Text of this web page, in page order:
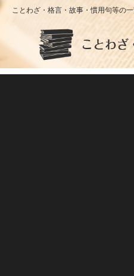
ことわざ・格言・故事・慣用句等の